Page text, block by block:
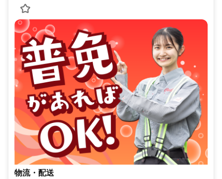
物流・配送